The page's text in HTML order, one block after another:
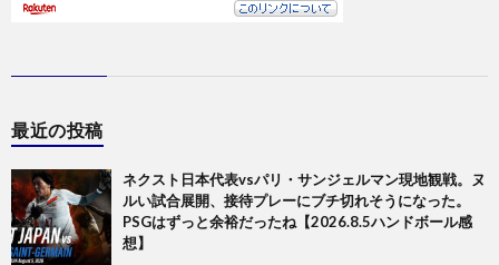
最近の投稿
ネクスト日本代表vsパリ・サンジェルマン現地観戦。ヌ
ルい試合展開、接待プレーにブチ切れそうになった。
PSGはずっと余裕だったね【2026.8.5ハンドボール感
想】